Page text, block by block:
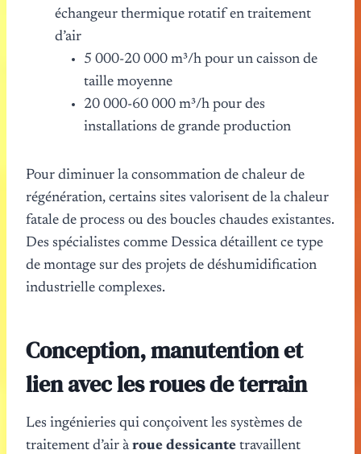
échangeur thermique rotatif en traitement
d’air
5 000-20 000 m³/h pour un caisson de
taille moyenne
20 000-60 000 m³/h pour des
installations de grande production
Pour diminuer la consommation de chaleur de
régénération, certains sites valorisent de la chaleur
fatale de process ou des boucles chaudes existantes.
Des spécialistes comme Dessica détaillent ce type
de montage sur des projets de déshumidification
industrielle complexes.
Conception, manutention et
lien avec les roues de terrain
Les ingénieries qui conçoivent les systèmes de
traitement d’air àroue dessicante travaillent